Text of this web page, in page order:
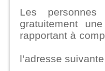
Les personnes
gratuitement
rapportant à
l’adresse suivante